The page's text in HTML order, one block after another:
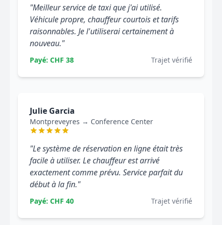
"Meilleur service de taxi que j'ai utilisé.
Véhicule propre, chauffeur courtois et tarifs
raisonnables. Je l'utiliserai certainement à
nouveau."
Payé: CHF 38 Trajet vérifié
Julie Garcia
Montpreveyres → Conference Center
"Le système de réservation en ligne était très
facile à utiliser. Le chauffeur est arrivé
exactement comme prévu. Service parfait du
début à la fin."
Payé: CHF 40 Trajet vérifié